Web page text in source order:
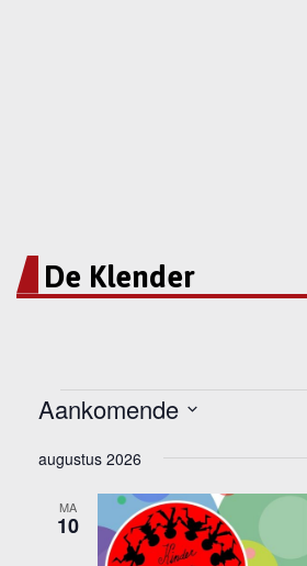
De Klender